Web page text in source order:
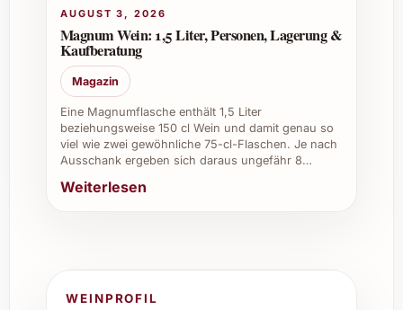
AUGUST 3, 2026
Magnum Wein: 1,5 Liter, Personen, Lagerung &
Kaufberatung
Magazin
Eine Magnumflasche enthält 1,5 Liter
beziehungsweise 150 cl Wein und damit genau so
viel wie zwei gewöhnliche 75-cl-Flaschen. Je nach
Ausschank ergeben sich daraus ungefähr 8…
Weiterlesen
WEINPROFIL